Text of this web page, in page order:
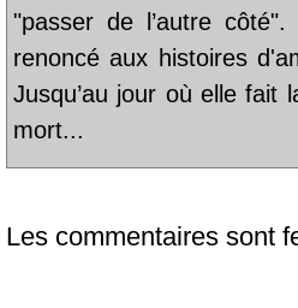
"passer de l’autre
renoncé aux histoires
Jusqu’au jour où elle fait
mort...
Les commentaires sont